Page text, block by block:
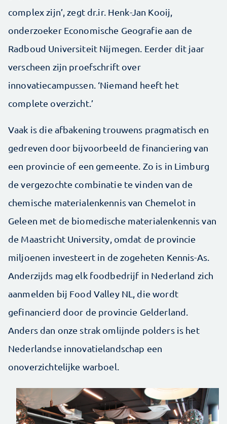
complex zijn’, zegt dr.ir. Henk-Jan Kooij,
onderzoeker Economische Geografie aan de
Radboud Universiteit Nijmegen. Eerder dit jaar
verscheen zijn proefschrift over
innovatiecampussen. ‘Niemand heeft het
complete overzicht.’
Vaak is die afbakening trouwens pragmatisch en
gedreven door bijvoorbeeld de financiering van
een provincie of een gemeente. Zo is in Limburg
de vergezochte combinatie te vinden van de
chemische materialenkennis van Chemelot in
Geleen met de biomedische materialenkennis van
de Maastricht University, omdat de provincie
miljoenen investeert in de zogeheten Kennis-As.
Anderzijds mag elk foodbedrijf in Nederland zich
aanmelden bij Food Valley NL, die wordt
gefinancierd door de provincie Gelderland.
Anders dan onze strak omlijnde polders is het
Nederlandse innovatielandschap een
onoverzichtelijke warboel.